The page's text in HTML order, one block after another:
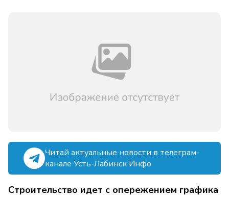
Читай актуальные новости в телеграм-
канале Усть-Лабинск Инфо
Строительство идет с опережением графика